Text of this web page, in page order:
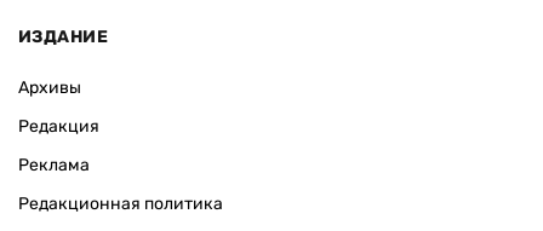
ИЗДАНИЕ
Архивы
Редакция
Реклама
Редакционная политика